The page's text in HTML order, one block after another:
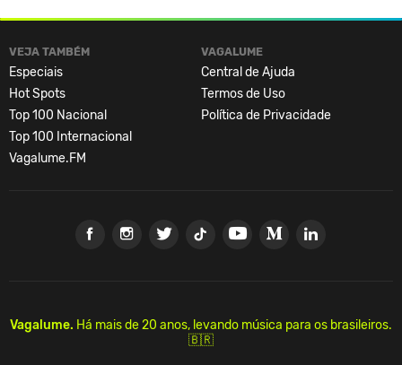
VEJA TAMBÉM
Especiais
Hot Spots
Top 100 Nacional
Top 100 Internacional
Vagalume.FM
VAGALUME
Central de Ajuda
Termos de Uso
Política de Privacidade
Vagalume. Há mais de 20 anos, levando música para os brasileiros.
🇧🇷